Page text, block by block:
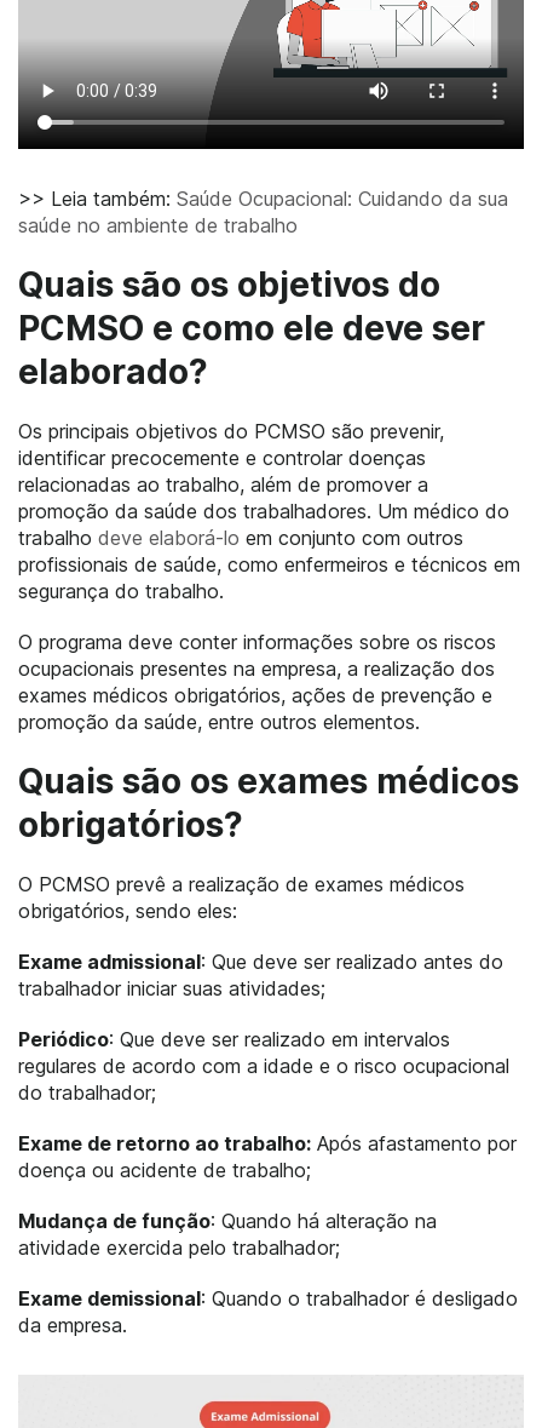
>> Leia também: Saúde Ocupacional: Cuidando da sua
saúde no ambiente de trabalho
Quais são os objetivos do
PCMSO e como ele deve ser
elaborado?
Os principais objetivos do PCMSO são prevenir,
identificar precocemente e controlar doenças
relacionadas ao trabalho, além de promover a
promoção da saúde dos trabalhadores. Um médico do
trabalho deve elaborá-lo em conjunto com outros
profissionais de saúde, como enfermeiros e técnicos em
segurança do trabalho.
O programa deve conter informações sobre os riscos
ocupacionais presentes na empresa, a realização dos
exames médicos obrigatórios, ações de prevenção e
promoção da saúde, entre outros elementos.
Quais são os exames médicos
obrigatórios?
O PCMSO prevê a realização de exames médicos
obrigatórios, sendo eles:
Exame admissional: Que deve ser realizado antes do
trabalhador iniciar suas atividades;
Periódico: Que deve ser realizado em intervalos
regulares de acordo com a idade e o risco ocupacional
do trabalhador;
Exame de retorno ao trabalho: Após afastamento por
doença ou acidente de trabalho;
Mudança de função: Quando há alteração na
atividade exercida pelo trabalhador;
Exame demissional: Quando o trabalhador é desligado
da empresa.